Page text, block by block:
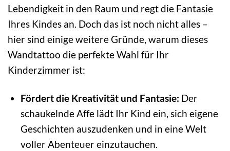
Lebendigkeit in den Raum und regt die Fantasie
Ihres Kindes an. Doch das ist noch nicht alles –
hier sind einige weitere Gründe, warum dieses
Wandtattoo die perfekte Wahl für Ihr
Kinderzimmer ist:
Fördert die Kreativität und Fantasie: Der
schaukelnde Affe lädt Ihr Kind ein, sich eigene
Geschichten auszudenken und in eine Welt
voller Abenteuer einzutauchen.